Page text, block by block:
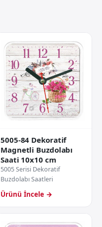
5005-84 Dekoratif
Magnetli Buzdolabı
Saati 10x10 cm
5005 Serisi Dekoratif
Buzdolabı Saatleri
Ürünü İncele →